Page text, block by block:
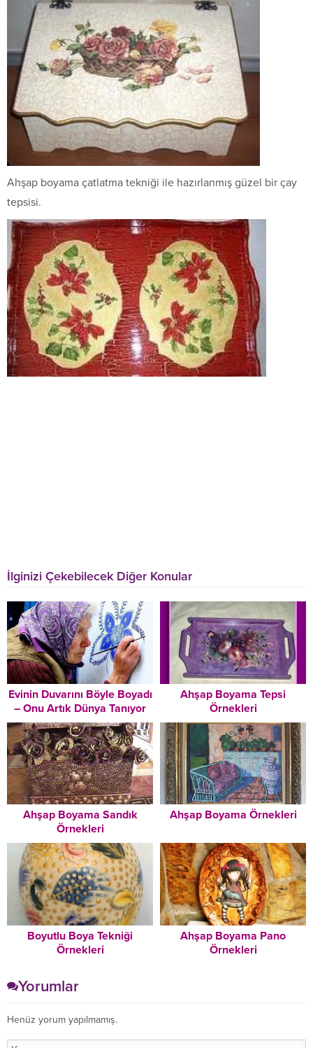
Ahşap boyama çatlatma tekniği ile hazırlanmış güzel bir çay
tepsisi.
İlginizi Çekebilecek Diğer Konular
Evinin Duvarını Böyle Boyadı
– Onu Artık Dünya Tanıyor
Ahşap Boyama Tepsi
Örnekleri
Ahşap Boyama Sandık
Örnekleri
Ahşap Boyama Örnekleri
Boyutlu Boya Tekniği
Örnekleri
Ahşap Boyama Pano
Örnekleri
Yorumlar
Henüz yorum yapılmamış.